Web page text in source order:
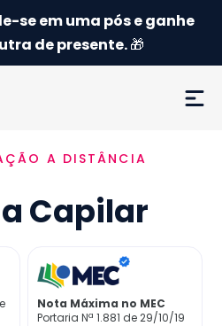
se em uma pós e ganhe
de presente.🎁
A DISTÂNCIA
Capilar
e
Nota Máxima no MEC
Portaria Nª 1.881 de 29/10/19